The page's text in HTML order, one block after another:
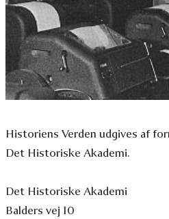
Historiens Verden udgives af
Det Historiske Akademi.
Det Historiske Akademi
Balders vej 10